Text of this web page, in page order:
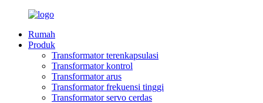
Rumah
Produk
Transformator terenkapsulasi
Transformator kontrol
Transformator arus
Transformator frekuensi tinggi
Transformator servo cerdas